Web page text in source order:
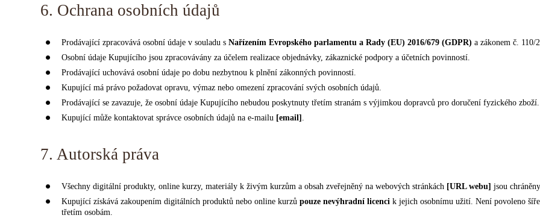
6. Ochrana osobních údajů
Prodávající zpracovává osobní údaje v souladu sNařízením Evropského parlamentu a Rady (EU) 2016/679 (GDPR) a zákonem č. 110/
Osobní údaje Kupujícího jsou zpracovávány za účelem realizace objednávky, zákaznické podpory a účetních povinností.
Prodávající uchovává osobní údaje po dobu nezbytnou k plnění zákonných povinností.
Kupující má právo požadovat opravu, výmaz nebo omezení zpracování svých osobních údajů.
Prodávající se zavazuje, že osobní údaje Kupujícího nebudou poskytnuty třetím stranám s výjimkou dopravců pro doručení fyzického zboží.
Kupující může kontaktovat správce osobních údajů na e-mailu [email]
7. Autorská práva
Všechny digitální produkty, online kurzy, materiály k živým kurzům a obsah zveřejněný na webových stránkách [URL webu] jsou
Kupující získává zakoupením digitálních produktů nebo online kurzůpouze nevýhradní licenci k jejich osobnímu užití. Není povoleno
třetím osobám.